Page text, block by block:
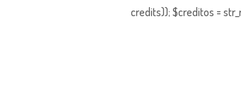
credits)); $creditos =